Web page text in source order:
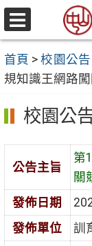
跳
至
要
內
容
區
選
單
首頁 >校園公告
規知識王網路
校園公
公告主旨
第
關
發佈日期
發佈單位
訓